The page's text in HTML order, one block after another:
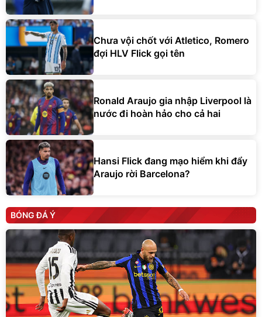
Chưa vội chốt với Atletico, Romero
đợi HLV Flick gọi tên
Ronald Araujo gia nhập Liverpool là
nước đi hoàn hảo cho cả hai
Hansi Flick đang mạo hiểm khi đẩy
Araujo rời Barcelona?
BÓNG ĐÁ Ý